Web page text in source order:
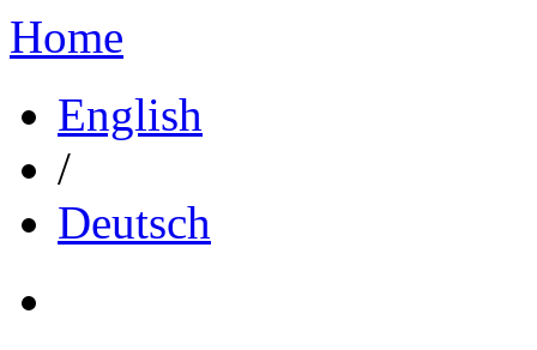
Home
English
/
Deutsch